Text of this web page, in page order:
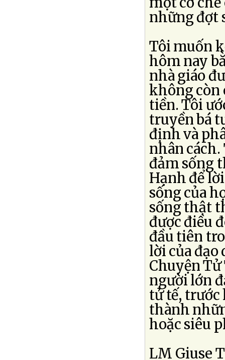
những đợt
Tôi muốn
hôm nay
nhà giáo
không còn
tiền. Tôi
truyền bá
định và
nhân cách.
đảm sống
Hạnh để
sống của
sống thật
được điều
đầu tiên
lời của
Chuyện Tử
người lớn
tử tế, trước
thành
hoặc siêu
LM Giuse